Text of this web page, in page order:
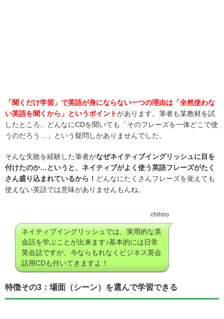
「聞くだけ学習」で英語が身にならない一つの理由は「全然使わな
い英語を聞くから」というポイントがあります。筆者も某教材を試
したところ、どんなにCDを聞いても「そのフレーズを一体どこで使
うのだろう…」という疑問しかありませんでした。
そんな失敗を経験した筆者がなぜネイティブイングリッシュに目を
付けたのか…というと、ネイティブがよく使う英語フレーズがたく
さん盛り込まれているから！ どんなにたくさんフレーズを覚えても
使えない英語では意味がありませんもんね。
chihiro
ネイティブイングリッシュでは、実用的な英
会話を学ぶことが出来ます♪基本的には日常
英会話ですが、今ならもれなくビジネス英会
話用CDも付いてきますよ！
特徴その3：場面（シーン）を選んで学習できる